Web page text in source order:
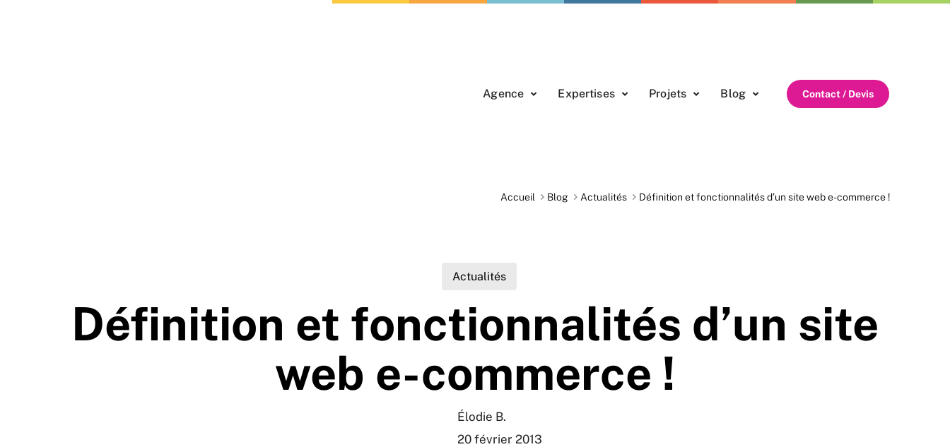
Agence Expertises Projets Blog Contact / Devis
Accueil Blog Actualités Définition et fonctionnalités d’un site web e-commerce !
Actualités
Définition et fonctionnalités d’un site
web e-commerce !
Élodie B.
20 février 2013